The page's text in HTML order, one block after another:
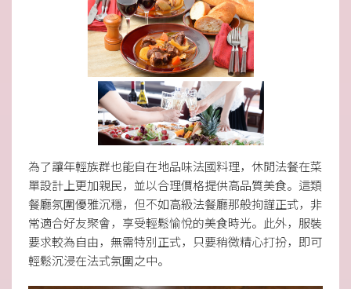
為了讓年輕族群也能自在地品味法國料理，休閒法餐在菜
單設計上更加親民，並以合理價格提供高品質美食。這類
餐廳氛圍優雅沉穩，但不如高級法餐廳那般拘謹正式，非
常適合好友聚會，享受輕鬆愉悅的美食時光。此外，服裝
要求較為自由，無需特別正式，只要稍微精心打扮，即可
輕鬆沉浸在法式氛圍之中。